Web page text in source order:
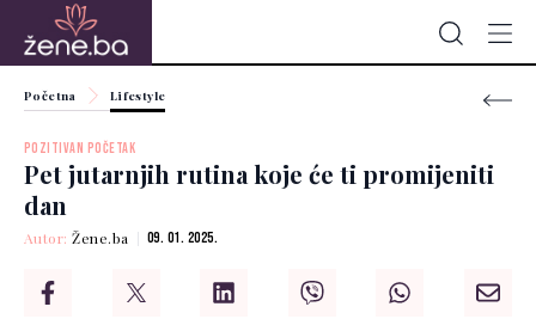
Početna Lifestyle
POZITIVAN POČETAK
Pet jutarnjih rutina koje će ti promijeniti
dan
Autor:Žene.ba 09. 01. 2025.